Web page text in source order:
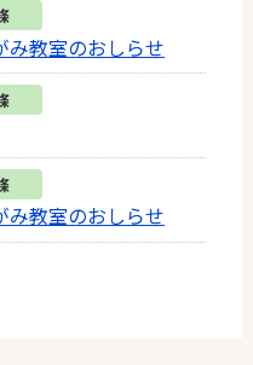
み教室のおしらせ
み教室のおしらせ